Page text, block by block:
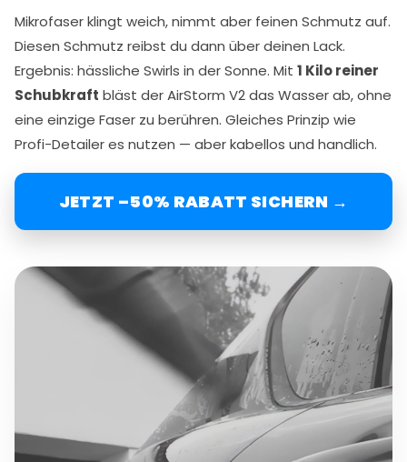
Mikrofaser klingt weich, nimmt aber feinen Schmutz auf.
Diesen Schmutz reibst du dann über deinen Lack.
Ergebnis: hässliche Swirls in der Sonne. Mit 1 Kilo reiner
Schubkraft bläst der AirStorm V2 das Wasser ab, ohne
eine einzige Faser zu berühren. Gleiches Prinzip wie
Profi-Detailer es nutzen — aber kabellos und handlich.
JETZT –50% RABATT SICHERN →